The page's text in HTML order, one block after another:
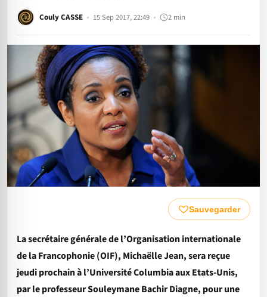
Couly CASSE 15 Sep 2017, 22:49 2 min
Sauvegarder
La secrétaire générale de l’Organisation internationale
de la Francophonie (OIF), Michaëlle Jean, sera reçue
jeudi prochain à l’Université Columbia aux Etats-Unis,
par le professeur Souleymane Bachir Diagne, pour une